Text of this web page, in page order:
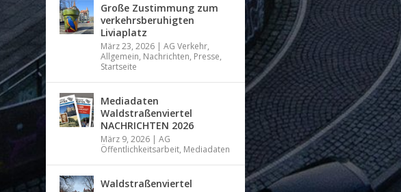
Große Zustimmung zum
verkehrsberuhigten
Liviaplatz
März 23, 2026 |AG Verkehr,
Allgemein, Nachrichten, Presse,
Startseite
Mediadaten
Waldstraßenviertel
NACHRICHTEN 2026
März 9, 2026 |AG
Öffentlichkeitsarbeit, Mediadaten
Waldstraßenviertel